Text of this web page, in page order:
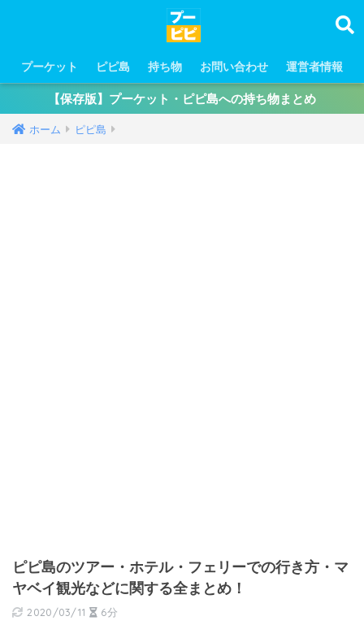
プーケット ピピ島 持ち物 お問い合わせ 運営者情報
【保存版】プーケット・ピピ島への持ち物まとめ
ホーム ピピ島
ピピ島のツアー・ホテル・フェリーでの行き方・マ
ヤベイ観光などに関する全まとめ！
2020/03/11 6分